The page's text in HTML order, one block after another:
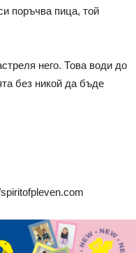
поръчва пица, той
него. Това води до
без никой да бъде